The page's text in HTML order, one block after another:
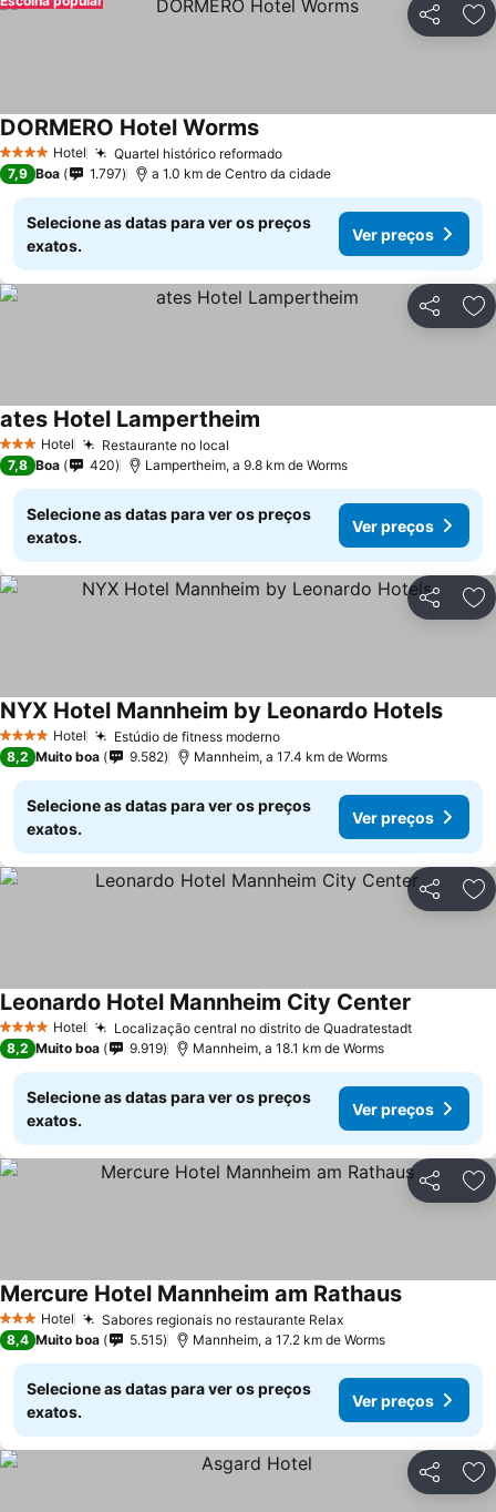
Partilhar
4 EstrelasHotel Quartel histórico reformado
DORMERO Hotel Worms
7,9 Boa 1.797 a 1.0 km de Centro da cidade
Selecione as datas para ver os preços
exatos.
Ver preços
Partilhar
3 EstrelasHotel Restaurante no local
ates Hotel Lampertheim
7,8 Boa 420 Lampertheim, a 9.8 km de Worms
Selecione as datas para ver os preços
exatos.
Ver preços
Partilhar
4 EstrelasHotel Estúdio de fitness moderno
NYX Hotel Mannheim by Leonardo Hotels
8,2 Muito boa 9.582 Mannheim, a 17.4 km de Worms
Selecione as datas para ver os preços
exatos.
Ver preços
Partilhar
4 EstrelasHotel Localização central no distrito de Quadratestadt
Leonardo Hotel Mannheim City Center
8,2 Muito boa 9.919 Mannheim, a 18.1 km de Worms
Selecione as datas para ver os preços
exatos.
Ver preços
Partilhar
3 EstrelasHotel Sabores regionais no restaurante Relax
Mercure Hotel Mannheim am Rathaus
8,4 Muito boa 5.515 Mannheim, a 17.2 km de Worms
Selecione as datas para ver os preços
exatos.
Ver preços
Partilhar